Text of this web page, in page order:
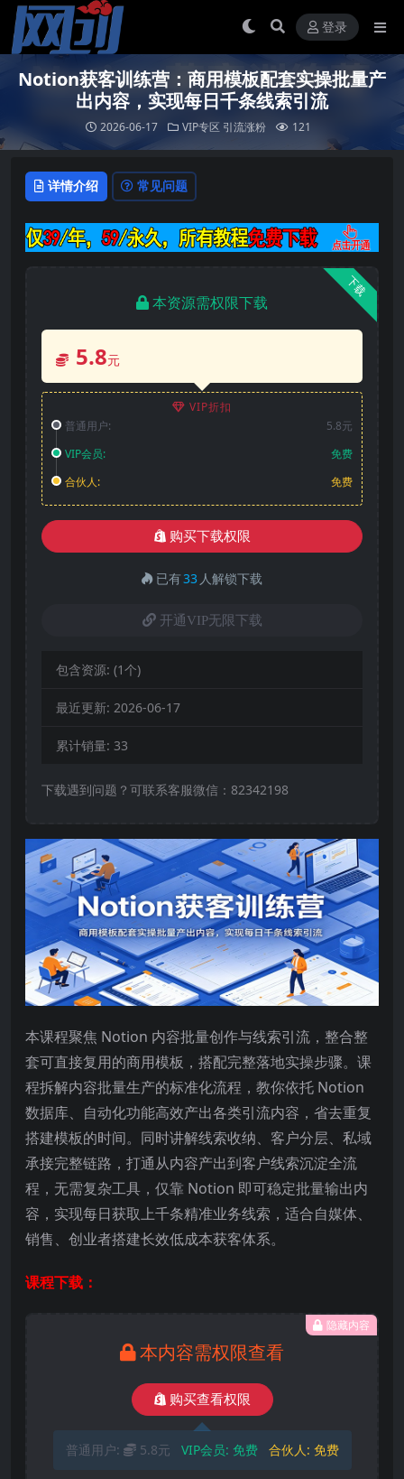
登录
Notion获客训练营：商用模板配套实操批量产
出内容，实现每日千条线索引流
2026-06-17 VIP专区 引流涨粉 121
详情介绍 常见问题
下载
本资源需权限下载
5.8元
VIP折扣
普通用户:
5.8元
VIP会员:
免费
合伙人:
免费
购买下载权限
已有33 人解锁下载
开通VIP无限下载
包含资源: (1个)
最近更新: 2026-06-17
累计销量: 33
下载遇到问题？可联系客服微信：82342198
本课程聚焦 Notion 内容批量创作与线索引流，整合整
套可直接复用的商用模板，搭配完整落地实操步骤。课
程拆解内容批量生产的标准化流程，教你依托 Notion
数据库、自动化功能高效产出各类引流内容，省去重复
搭建模板的时间。同时讲解线索收纳、客户分层、私域
承接完整链路，打通从内容产出到客户线索沉淀全流
程，无需复杂工具，仅靠 Notion 即可稳定批量输出内
容，实现每日获取上千条精准业务线索，适合自媒体、
销售、创业者搭建长效低成本获客体系。
课程下载：
隐藏内容
本内容需权限查看
购买查看权限
普通用户: 5.8元 VIP会员: 免费 合伙人: 免费